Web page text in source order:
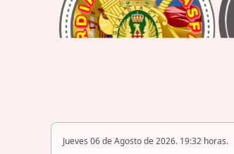
Jueves 06 de Agosto de 2026. 19:32 horas.